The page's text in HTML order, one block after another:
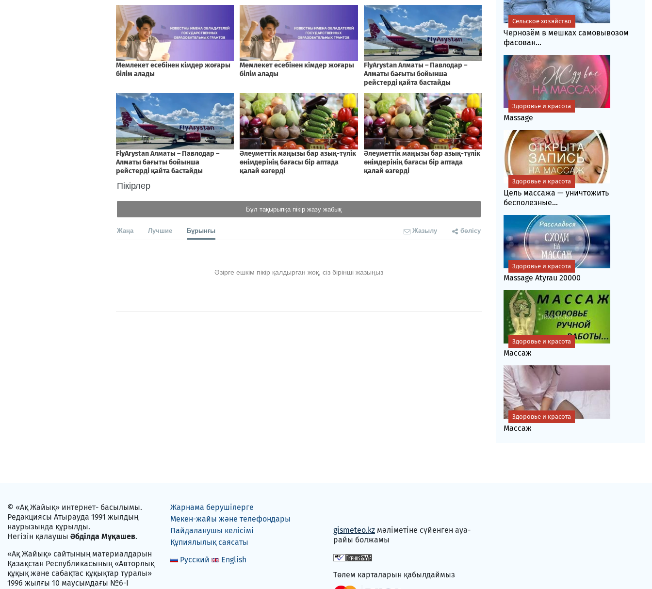
Пікірлер
Бұл тақырыпқа пікір жазу жабық
Жаңа Лучшие Бұрынғы Жазылу бөлісу
Әзірге ешкім пікір қалдырған жоқ, сіз бірінші жазыңыз
Чернозём в мешках самовывозом
фасoван...
Сельское хозяйство
Massage
Здоровье и красота
Цель массажа — уничтожить
бесполезные...
Здоровье и красота
Massage Atyrau 20000
Здоровье и красота
Массаж
Здоровье и красота
Массаж
Здоровье и красота
© «Ақ Жайық» интернет- басылымы.
Редакциясы Атырауда 1991 жылдың
наурызында құрылды.
Негізін қалаушы Әбділда Мұқашев.
«Ақ Жайық» сайтының материалдарын
Қазақстан Республикасының «Авторлық
құқық және сабақтас құқықтар туралы»
1996 жылғы 10 маусымдағы №6-I
Жарнама берушілерге
Мекен-жайы және телефондары
Пайдаланушы келісімі
Құпиялылық саясаты
Русский
English
gismeteo.kz мәліметіне сүйенген ауа-
райы болжамы
Төлем карталарын қабылдаймыз